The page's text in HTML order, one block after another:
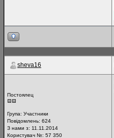
sheva16
Постоялец
Група: Участники
Повідомлень: 624
З нами з: 11.11.2014
Користувач №: 57 350